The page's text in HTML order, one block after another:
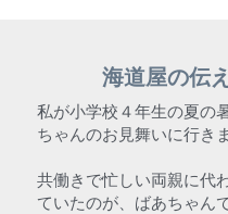
海道屋の伝
私が小学校４年生の夏の
ちゃんのお見舞いに行き
共働きで忙しい両親に代
ていたのが、ばあちゃん